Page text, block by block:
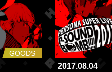
GOODS
2017.08.04